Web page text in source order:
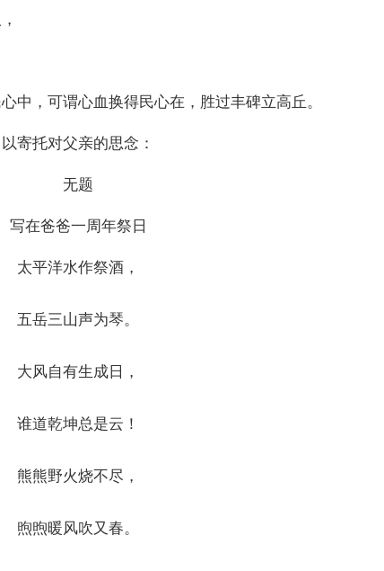
，可谓心血换得民心在，胜过丰碑立高丘。
托对父亲的思念：
无题
写在爸爸一周年祭日
太平洋水作祭酒，
五岳三山声为琴。
大风自有生成日，
谁道乾坤总是云！
熊熊野火烧不尽，
煦煦暖风吹又春。